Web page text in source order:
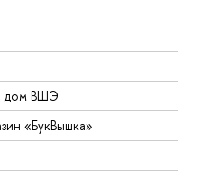
дом ВШЭ
«БукВышка»